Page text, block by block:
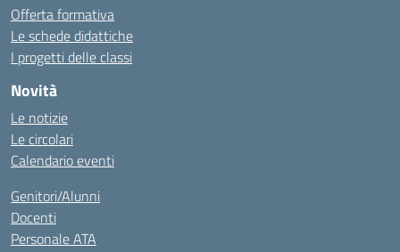
Offerta formativa
Le schede didattiche
I progetti delle classi
Novità
Le notizie
Le circolari
Calendario eventi
Genitori/Alunni
Docenti
Personale ATA